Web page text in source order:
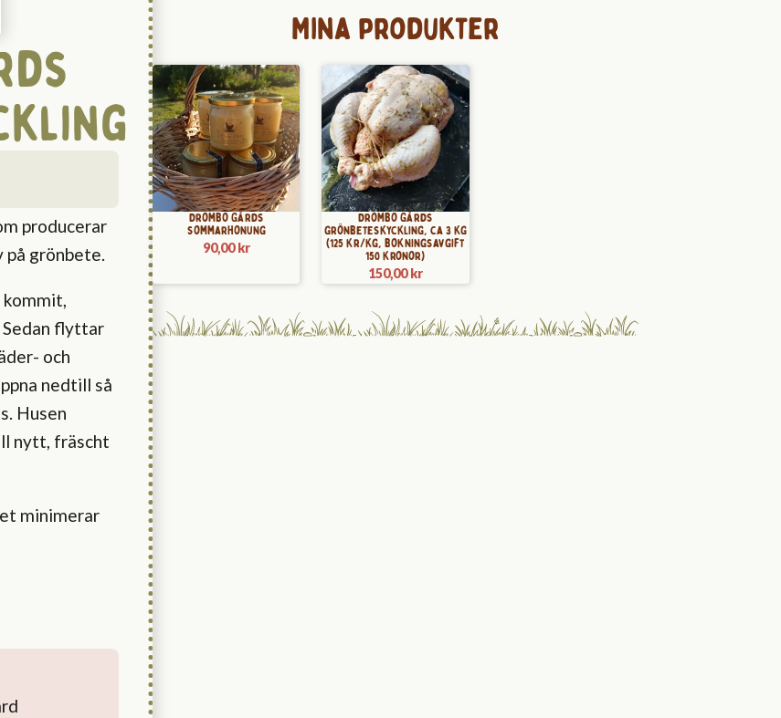
producerar
grönbete.
flyttar
och
nedtill så
Husen
nytt, fräscht
minimerar
Mina produkter
Drömbo Gårds
sommarhonung
90,00kr
Drömbo Gårds
grönbeteskyckling, ca 3 kg
(125 kr/kg, bokningsavgift
150 kronor)
150,00kr